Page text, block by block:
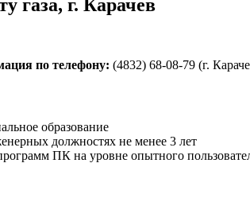
газа, г. Карачев
по телефону: (4832) 68-08-79 (г.
образование
должностях не менее 3 лет
ПК на уровне опытного